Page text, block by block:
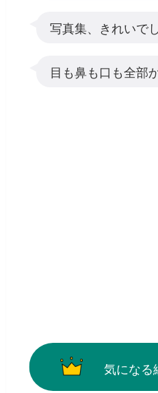
写真集、きれいで
目も鼻も口も全部
気にな